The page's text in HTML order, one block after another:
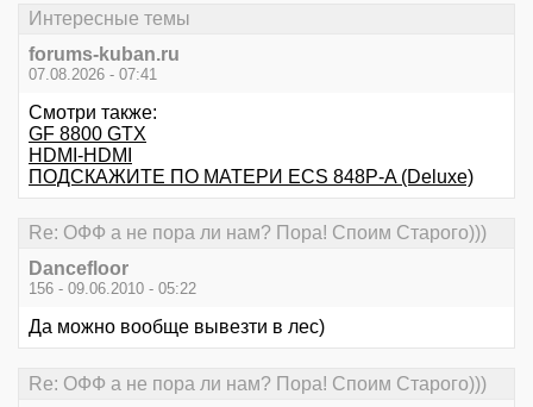
Интересные темы
forums-kuban.ru
07.08.2026 - 07:41
Смотри также:
GF 8800 GTX
HDMI-HDMI
ПОДСКАЖИТЕ ПО МАТЕРИ ECS 848P-A (Deluxe)
Re: ОФФ а не пора ли нам? Пора! Споим Старого)))
Dancefloor
156 - 09.06.2010 - 05:22
Да можно вообще вывезти в лес)
Re: ОФФ а не пора ли нам? Пора! Споим Старого)))